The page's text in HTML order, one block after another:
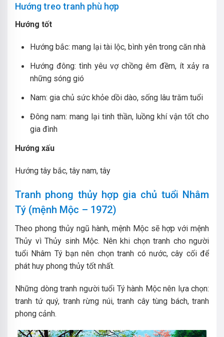
Hướng treo tranh phù hợp
Hướng tốt
Hướng bắc: mang lại tài lộc, bình yên trong căn nhà
Hướng đông: tình yêu vợ chồng êm đềm, ít xảy ra
những sóng gió
Nam: gia chủ sức khỏe dồi dào, sống lâu trăm tuổi
Đông nam: mang lại tinh thần, luồng khí vận tốt cho
gia đình
Hướng xấu
Hướng tây bắc, tây nam, tây
Tranh phong thủy hợp gia chủ tuổi Nhâm
Tý (mệnh Mộc – 1972)
Theo phong thủy ngũ hành, mệnh Mộc sẽ hợp với mệnh
Thủy vì Thủy sinh Mộc. Nên khi chọn tranh cho người
tuổi Nhâm Tý bạn nên chọn tranh có nước, cây cối để
phát huy phong thủy tốt nhất.
Những dòng tranh người tuổi Tý hành Mộc nên lựa chọn:
tranh tứ quý, tranh rừng núi, tranh cây tùng bách, tranh
phong cảnh.